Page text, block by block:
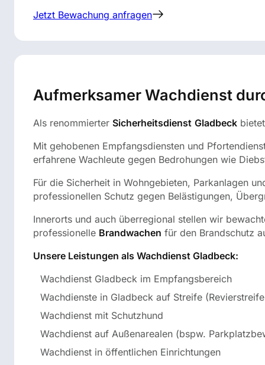
Jetzt Bewachung anfragen
Aufmerksamer Wachdienst
Als renommierter Sicherheitsdienst Gladbeck
Mit gehobenen Empfangsdiensten und
erfahrene Wachleute gegen Bedrohungen wie
Für die Sicherheit in Wohngebieten, Parkanlagen
professionellen Schutz gegen Belästigungen,
Innerorts und auch überregional stellen wir
professionelle Brandwachen für den Brandschutz
Unsere Leistungen als Wachdienst Gladbeck:
Wachdienst Gladbeck im Empfangsbereich
Wachdienste in Gladbeck auf Streife
Wachdienst mit Schutzhund
Wachdienst auf Außenarealen (bspw.
Wachdienst in öffentlichen Einrichtungen